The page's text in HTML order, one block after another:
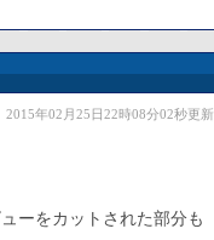
2015年02月25日22時08分02秒更新
ーをカットされた部分も